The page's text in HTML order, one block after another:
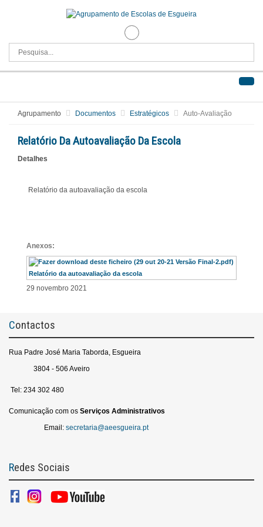
Agrupamento Documentos Estratégicos Auto-Avaliação
Relatório Da Autoavaliação Da Escola
Detalhes
Relatório da autoavaliação da escola
Anexos:
Relatório da autoavaliação da escola
29 novembro 2021
Contactos
Rua Padre José Maria Taborda, Esgueira
3804 - 506 Aveiro
Tel: 234 302 480
Comunicação com os Serviços Administrativos
Email: secretaria@aeesgueira.pt
Redes Sociais